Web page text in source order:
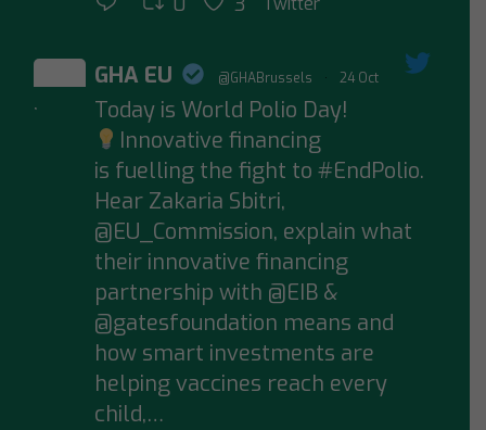
;
GHA EU @GHABrussels · 24 Oct
Today is World Polio Day!
Innovative financing
is fuelling the fight to #EndPolio.
Hear Zakaria Sbitri,
@EU_Commission, explain what
their innovative financing
partnership with @EIB &
@gatesfoundation means and
how smart investments are
helping vaccines reach every
child,…